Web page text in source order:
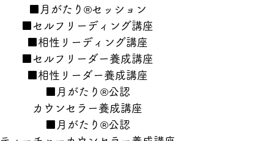
■月がたり®セッション
■セルフリーディング講座
■相性リーディング講座
■セルフリーダー養成講座
■相性リーダー養成講座
■月がたり®公認
カウンセラー養成講座
■月がたり®公認